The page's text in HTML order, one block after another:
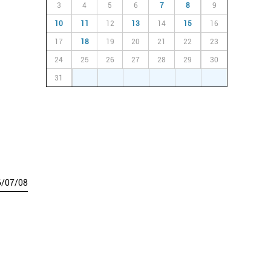
/07/08
3 4 5 6 7 8 9
10 11 12 13 14 15 16
17 18 19 20 21 22 23
24 25 26 27 28 29 30
31